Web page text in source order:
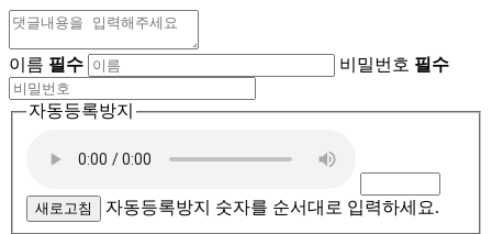
이름 필수 비밀번호 필수
자동등록방지
새로고침 자동등록방지 숫자를 순서대로 입력하세요.